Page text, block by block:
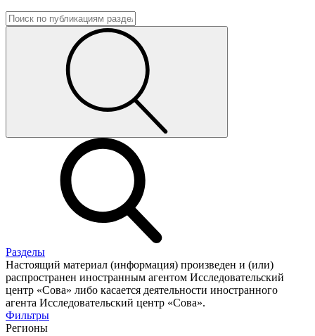
Разделы
Настоящий материал (информация) произведен и (или)
распространен иностранным агентом Исследовательский
центр «Сова» либо касается деятельности иностранного
агента Исследовательский центр «Сова».
Фильтры
Регионы